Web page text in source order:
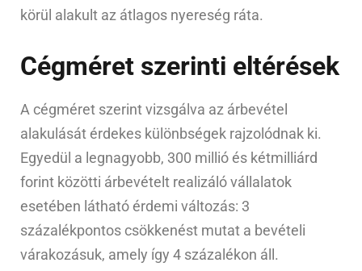
körül alakult az átlagos nyereség ráta.
Cégméret szerinti eltérések
A cégméret szerint vizsgálva az árbevétel
alakulását érdekes különbségek rajzolódnak ki.
Egyedül a legnagyobb, 300 millió és kétmilliárd
forint közötti árbevételt realizáló vállalatok
esetében látható érdemi változás: 3
százalékpontos csökkenést mutat a bevételi
várakozásuk, amely így 4 százalékon áll.